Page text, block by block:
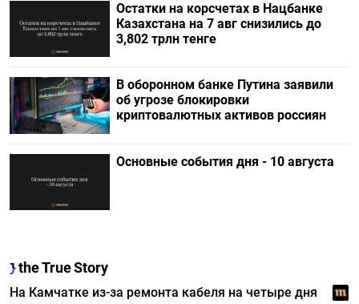
Остатки на корсчетах в Нацбанке
Казахстана на 7 авг снизились до
3,802 трлн тенге
В оборонном банке Путина заявили
об угрозе блокировки
криптовалютных активов россиян
Основные события дня - 10 августа